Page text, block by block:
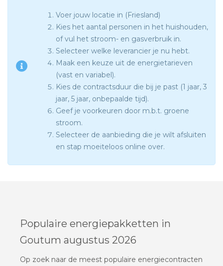
Voer jouw locatie in (Friesland)
Kies het aantal personen in het huishouden,
of vul het stroom- en gasverbruik in.
Selecteer welke leverancier je nu hebt.
Maak een keuze uit de energietarieven
(vast en variabel).
Kies de contractsduur die bij je past (1 jaar, 3
jaar, 5 jaar, onbepaalde tijd).
Geef je voorkeuren door m.b.t. groene
stroom.
Selecteer de aanbieding die je wilt afsluiten
en stap moeiteloos online over.
Populaire energiepakketten in
Goutum augustus 2026
Op zoek naar de meest populaire energiecontracten